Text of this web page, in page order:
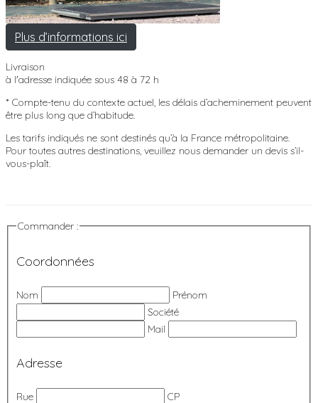
Plus d’informations ici
Livraison
à l'adresse indiquée sous 48 à 72 h
* Compte-tenu du contexte actuel, les délais d’acheminement peuvent
être plus long que d’habitude.
Les tarifs indiqués ne sont destinés qu’à la France métropolitaine.
Pour toutes autres destinations, veuillez nous demander un devis s’il-
vous-plaît.
Commander :
Coordonnées
Nom
Prénom
Société
Mail
Adresse
Rue CP